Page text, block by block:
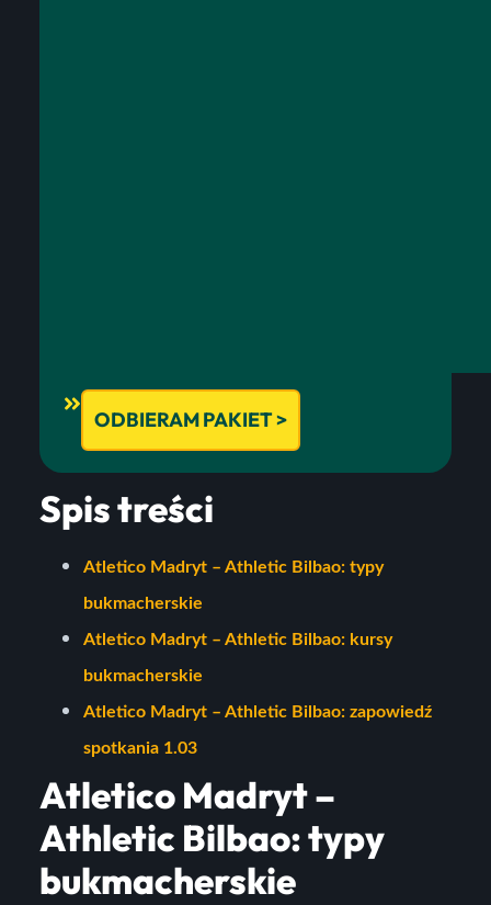
ODBIERAM PAKIET >
Spis treści
Atletico Madryt – Athletic Bilbao: typy
bukmacherskie
Atletico Madryt – Athletic Bilbao: kursy
bukmacherskie
Atletico Madryt – Athletic Bilbao: zapowiedź
spotkania 1.03
Atletico Madryt –
Athletic Bilbao: typy
bukmacherskie